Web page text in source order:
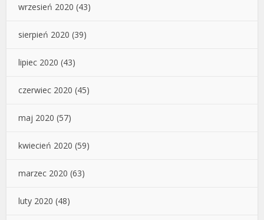
wrzesień 2020 (43)
sierpień 2020 (39)
lipiec 2020 (43)
czerwiec 2020 (45)
maj 2020 (57)
kwiecień 2020 (59)
marzec 2020 (63)
luty 2020 (48)